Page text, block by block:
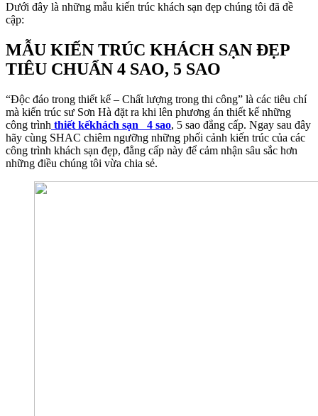
Dưới đây là những mẫu kiến trúc khách sạn đẹp chúng tôi đã đề
cập:
MẪU KIẾN TRÚC KHÁCH SẠN ĐẸP
TIÊU CHUẨN 4 SAO, 5 SAO
“Độc đáo trong thiết kế – Chất lượng trong thi công” là các tiêu chí
mà kiến trúc sư Sơn Hà đặt ra khi lên phương án thiết kế những
công trình thiết kếkhách sạn 4 sao, 5 sao đẳng cấp. Ngay sau đây
hãy cùng SHAC chiêm ngưỡng những phối cảnh kiến trúc của các
công trình khách sạn đẹp, đẳng cấp này để cảm nhận sâu sắc hơn
những điều chúng tôi vừa chia sẻ.